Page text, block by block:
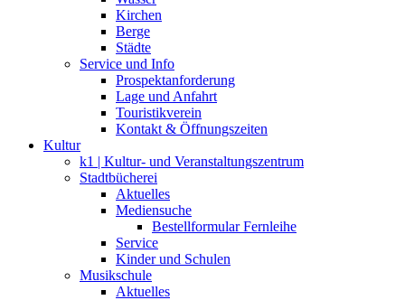
Kirchen
Berge
Städte
Service und Info
Prospektanforderung
Lage und Anfahrt
Touristikverein
Kontakt & Öffnungszeiten
Kultur
k1 | Kultur- und Veranstaltungszentrum
Stadtbücherei
Aktuelles
Mediensuche
Bestellformular Fernleihe
Service
Kinder und Schulen
Musikschule
Aktuelles